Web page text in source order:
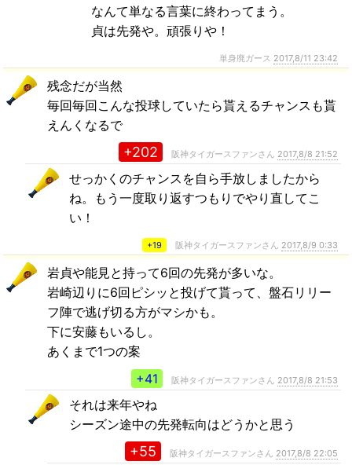
なんて単なる言葉に終わってまう。
貞は先発や。頑張りや！
単身廃ガース 2017,8/11 23:42
残念だが当然
毎回毎回こんな投球していたら貰えるチャンスも貰
えんくなるで
+202 阪神タイガースファンさん 2017,8/8 21:52
せっかくのチャンスを自ら手放しましたから
ね。もう一度取り返すつもりでやり直してこ
い！
+19 阪神タイガースファンさん 2017,8/9 0:33
岩貞や能見と持って6回の先発が多いな。
岩崎辺りに6回ピシッと投げて貰って、盤石リリー
フ陣で逃げ切る方がマシかも。
下に安藤もいるし。
あくまで1つの案
+41
阪神タイガースファンさん 2017,8/8 21:53
それは来年やね
シーズン途中の先発転向はどうかと思う
+55 阪神タイガースファンさん 2017,8/8 22:05